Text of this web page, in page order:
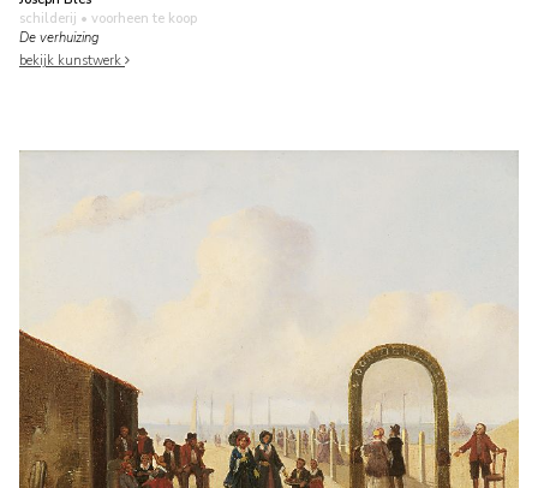
schilderij • voorheen te koop
De verhuizing
bekijk kunstwerk